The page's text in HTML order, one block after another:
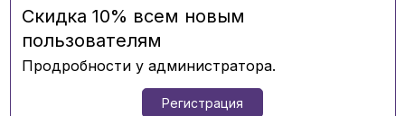
Скидка 10% всем новым
пользователям
Продробности у администратора.
Регистрация